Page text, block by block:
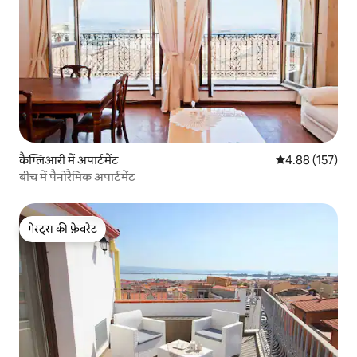
कैग्लिआरी में अपार्टमेंट औसत रेटिंग 5 में से
4.88 (157)
बीच में पैनोरैमिक अपार्टमेंट
गेस्ट्स की फ़ेवरेट
गेस्ट्स की फ़ेवरेट